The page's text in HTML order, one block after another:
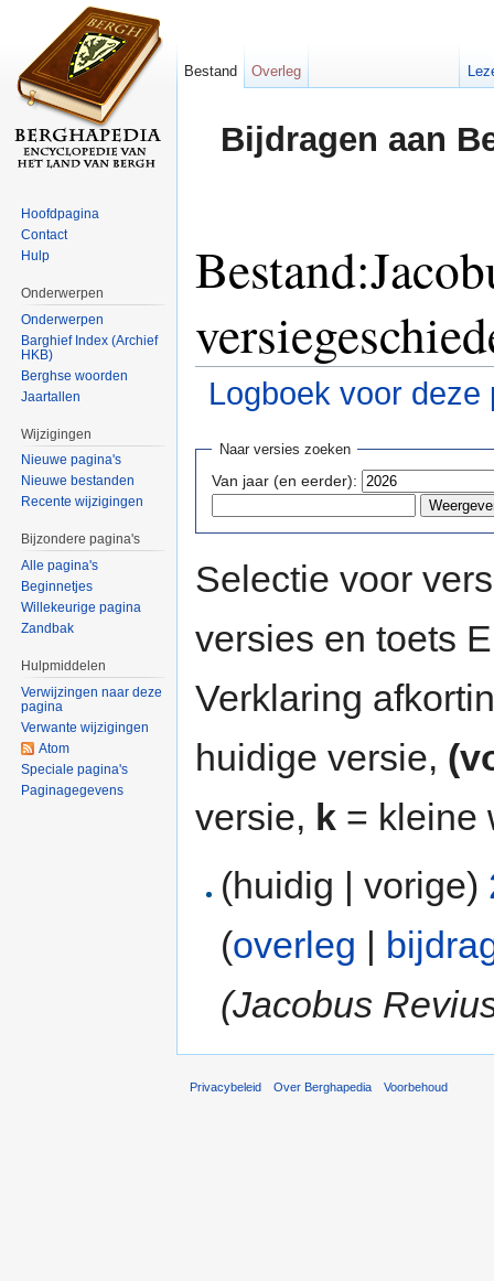
Bijdragen aan
Logboek voor deze
Naar versies zoeken
Van jaar (en eerder):
Selectie voor
versies en toets
Verklaring
huidige versie,
versie, k = kleine
(huidig | vorige)
(overleg |
(Jacobus
Bestand Overleg
Hoofdpagina
Contact
Hulp
Onderwerpen
Onderwerpen
Barghief Index (Archief
HKB)
Berghse woorden
Jaartallen
Wijzigingen
Nieuwe pagina's
Nieuwe bestanden
Recente wijzigingen
Bijzondere pagina's
Alle pagina's
Beginnetjes
Willekeurige pagina
Zandbak
Hulpmiddelen
Verwijzingen naar deze
pagina
Verwante wijzigingen
Atom
Speciale pagina's
Paginagegevens
Privacybeleid Over Berghapedia Voorbehoud